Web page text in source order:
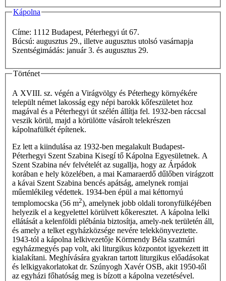
Kápolna
Címe: 1112 Budapest, Péterhegyi út 67.
Búcsú: augusztus 29., illetve augusztus utolsó vasárnapja
Szentségimádás: január 3. és augusztus 29.
Történet
A XVIII. sz. végén a Virágvölgy és Péterhegy környékére
települt német lakosság egy népi barokk kőfeszületet hoz
magával és a Péterhegyi út szélén állítja fel. 1932-ben ráccsal
veszik körül, majd a körülötte vásárolt telekrészen
kápolnafülkét építenek.
Ez lett a kiindulása az 1932-ben megalakult Budapest-
Péterhegyi Szent Szabina Kisegí­ tő Kápolna Egyesületnek. A
Szent Szabina név felvételét az sugallja, hogy az Árpádok
korában e hely közelében, a mai Kamaraerdő dűlőben virágzott
a kávai Szent Szabina bencés apátság, amelynek romjai
műemlékileg védettek. 1934-ben épül a mai kéttornyú
templomocska (56 m2), amelynek jobb oldali toronyfülkéjében
helyezik el a kegyelettel körülvett kőkeresztet. A kápolna lelki
ellátását a kelenföldi plébánia biztosítja, amely-nek területén áll,
és amely a telket egyházközsége nevére telekkönyveztette.
1943-tól a kápolna lelkivezetője Körmendy Béla szatmári
egyházmegyés pap volt, aki liturgikus központot igyekezett itt
kialakítani. Meghívására gyakran tartott liturgikus előadásokat
és lelkigyakorlatokat dr. Szúnyogh Xavér OSB, akit 1950-től
az egyházi főhatóság meg is bízott a kápolna vezetésével.